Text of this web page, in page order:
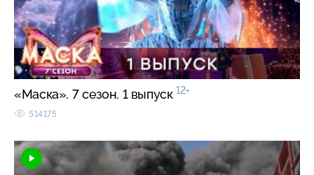
«Маска». 7 сезон. 1 выпуск 12+
514175